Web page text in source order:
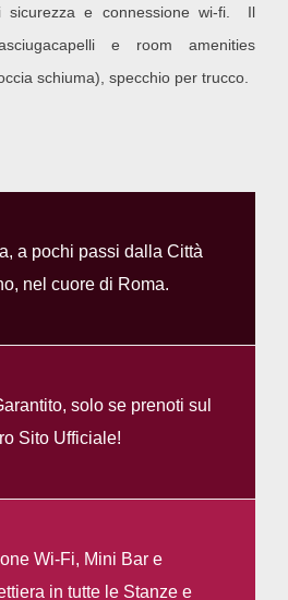
sicurezza e connessione wi-fi. Il
e room amenities
schiuma), specchio per trucco.
a pochi passi dalla Città
nel cuore di Roma.
solo se prenoti sul
Sito Ufficiale!
Wi-Fi, Mini Bar e
in tutte le Stanze e